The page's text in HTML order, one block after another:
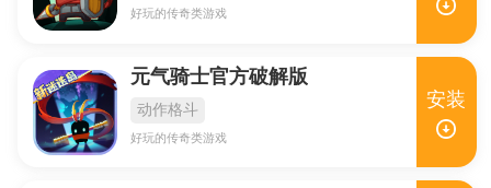
好玩的传奇类游戏
元气骑士官方破解版
动作格斗
好玩的传奇类游戏
安装